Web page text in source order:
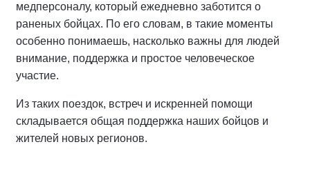
медперсоналу, который ежедневно заботится о
раненых бойцах. По его словам, в такие моменты
особенно понимаешь, насколько важны для людей
внимание, поддержка и простое человеческое
участие.
Из таких поездок, встреч и искренней помощи
складывается общая поддержка наших бойцов и
жителей новых регионов.